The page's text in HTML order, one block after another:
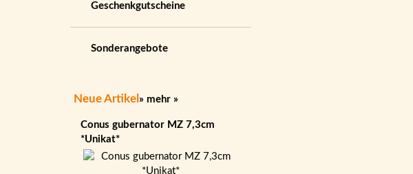
Geschenkgutscheine
Sonderangebote
Neue Artikel » mehr »
Conus gubernator MZ 7,3cm
*Unikat*